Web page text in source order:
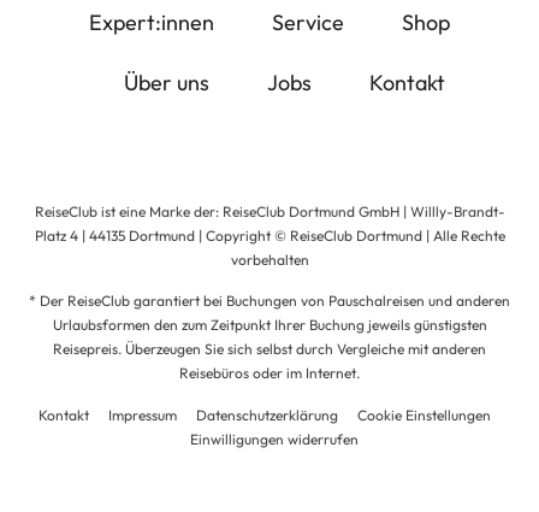
Expert:innen Service Shop
Über uns Jobs Kontakt
ReiseClub ist eine Marke der: ReiseClub Dortmund GmbH | Willly-Brandt-
Platz 4 | 44135 Dortmund | Copyright © ReiseClub Dortmund | Alle Rechte
vorbehalten
* Der ReiseClub garantiert bei Buchungen von Pauschalreisen und anderen
Urlaubsformen den zum Zeitpunkt Ihrer Buchung jeweils günstigsten
Reisepreis. Überzeugen Sie sich selbst durch Vergleiche mit anderen
Reisebüros oder im Internet.
Kontakt Impressum Datenschutzerklärung
Cookie Einstellungen
Einwilligungen widerrufen